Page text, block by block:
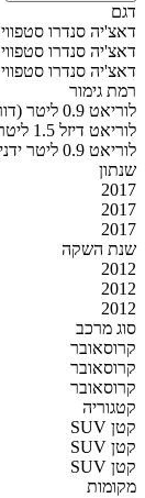
דגם
דאצ'יה סנדרו סטפווי
דאצ'יה סנדרו סטפווי
דאצ'יה סנדרו סטפווי
רמת גימור
לוריאט 0.9 ליטר (דור 2 מעודכן)
לוריאט דיזל 1.5 ליטר ידני (דור 2 מעודכן)
לוריאט 0.9 ליטר ידני (דור 2 מעודכן)
שנתון
2017
2017
2017
שנת השקה
2012
2012
2012
סוג מרכב
קרוסאובר
קרוסאובר
קרוסאובר
קטגוריה
SUV קטן
SUV קטן
SUV קטן
מקומות